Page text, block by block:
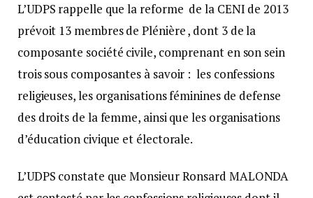
L’UDPS rappelle que la reforme de la CENI de 2013
prévoit 13 membres de Plénière , dont 3 de la
composante société civile, comprenant en son sein
trois sous composantes à savoir : les confessions
religieuses, les organisations féminines de defense
des droits de la femme, ainsi que les organisations
d’éducation civique et électorale.
L’UDPS constate que Monsieur Ronsard MALONDA